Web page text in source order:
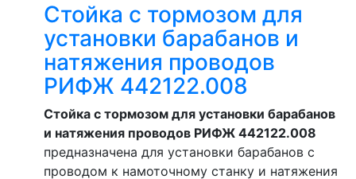
Стойка с тормозом для
установки барабанов и
натяжения проводов
РИФЖ 442122.008
Стойка с тормозом для установки барабанов
и натяжения проводов РИФЖ 442122.008
предназначена для установки барабанов с
проводом к намоточному станку и натяжения